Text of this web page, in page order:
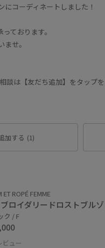
コーディネートしました！
ております。
せ。
談は【友だち追加】をタップ
加する (1)
ET ROPÉ FEMME
ロイダリードロストブル
ク / F
ビュー